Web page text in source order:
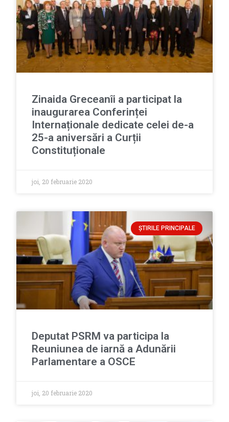
Zinaida Greceanîi a participat la
inaugurarea Conferinței
Internaționale dedicate celei de-a
25-a aniversări a Curții
Constituționale
joi, 20 februarie 2020
ȘTIRILE PRINCIPALE
Deputat PSRM va participa la
Reuniunea de iarnă a Adunării
Parlamentare a OSCE
joi, 20 februarie 2020